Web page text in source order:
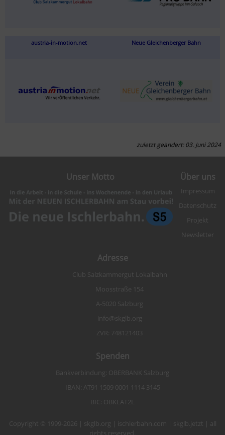
austria-in-motion.net Neue Gleichenberger Bahn
zuletzt geändert: 03. Juni 2024
Unser Motto Über uns
Impressum
Datenschutz
Projekt
Newsletter
Adresse
Club Salzkammergut Lokalbahn
Moosstraße 154
A-5020 Salzburg
info@skglb.org
ZVR: 748121403
Spenden
Bankverbindung: OBERBANK Salzburg
IBAN: AT91 1509 0001 1114 3145
BIC: OBKLAT2L
Copyright © 1999-2026 | skglb.org | ischlerbahn.com | skglb.jetzt | all
rights reserved.